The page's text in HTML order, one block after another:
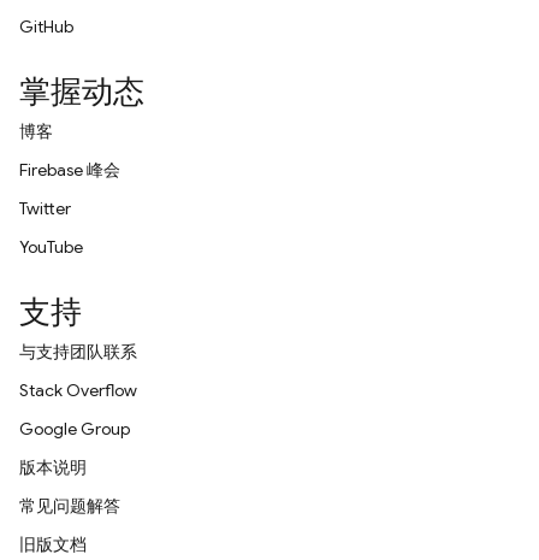
GitHub
掌握动态
博客
Firebase 峰会
Twitter
YouTube
支持
与支持团队联系
Stack Overflow
Google Group
版本说明
常见问题解答
旧版文档